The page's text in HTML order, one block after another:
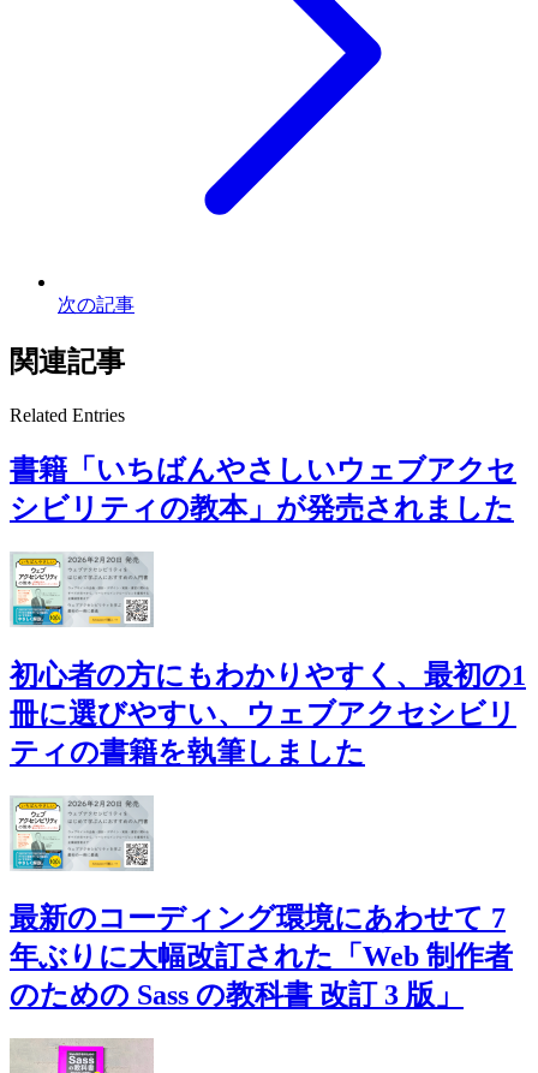
次の記事
関連記事
Related Entries
書籍「いちばんやさしいウェブアクセ
シビリティの教本」が発売されました
初心者の方にもわかりやすく、最初の1
冊に選びやすい、ウェブアクセシビリ
ティの書籍を執筆しました
最新のコーディング環境にあわせて 7
年ぶりに大幅改訂された「Web 制作者
のための Sass の教科書 改訂 3 版」